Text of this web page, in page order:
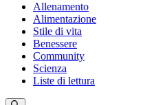
Allenamento
Alimentazione
Stile di vita
Benessere
Community
Scienza
Liste di lettura